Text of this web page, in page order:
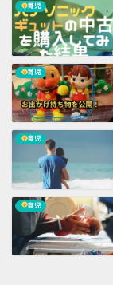
育児
育児
育児
育児